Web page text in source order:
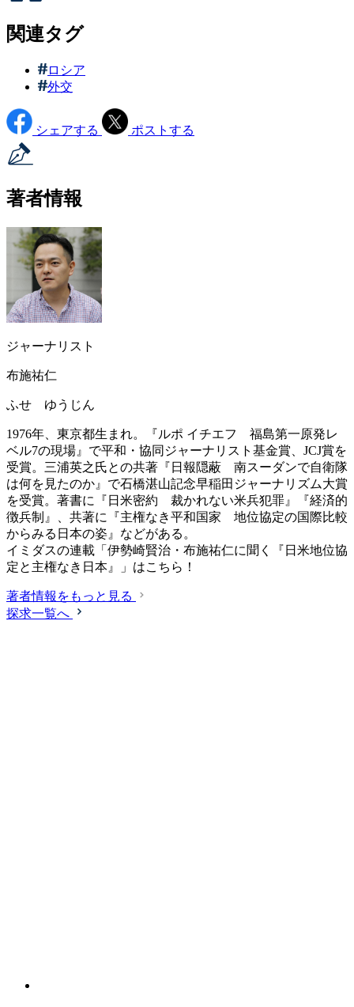
関連タグ
ロシア
外交
シェアする ポストする
著者情報
ジャーナリスト
布施祐仁
ふせ ゆうじん
1976年、東京都生まれ。『ルポ イチエフ 福島第一原発レ
ベル7の現場』で平和・協同ジャーナリスト基金賞、JCJ賞を
受賞。三浦英之氏との共著『日報隠蔽 南スーダンで自衛隊
は何を見たのか』で石橋湛山記念早稲田ジャーナリズム大賞
を受賞。著書に『日米密約 裁かれない米兵犯罪』『経済的
徴兵制』、共著に『主権なき平和国家 地位協定の国際比較
からみる日本の姿』などがある。
イミダスの連載「伊勢崎賢治・布施祐仁に聞く『日米地位協
定と主権なき日本』」はこちら！
著者情報をもっと見る
探求一覧へ